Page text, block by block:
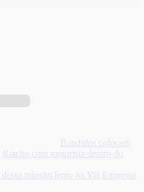
Bandidos colocam
com motorista dentro do
deixa trânsito lento na Via Expressa